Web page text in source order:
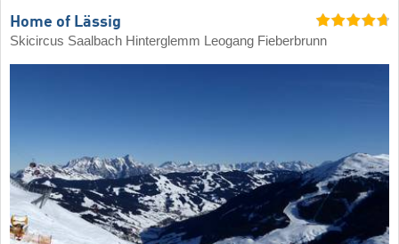
Home of Lässig
Skicircus Saalbach Hinterglemm Leogang Fieberbrunn